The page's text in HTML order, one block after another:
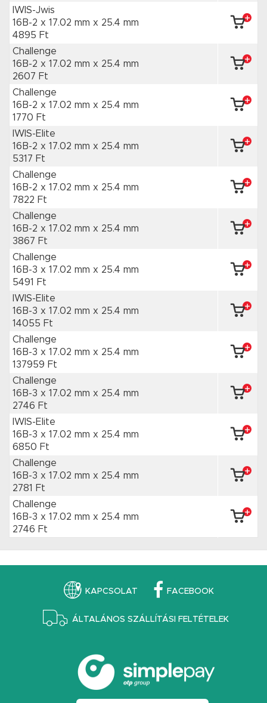
IWIS-Jwis
16B-2 x 17.02 mm x 25.4 mm
4895 Ft
Challenge
16B-2 x 17.02 mm x 25.4 mm
2607 Ft
Challenge
16B-2 x 17.02 mm x 25.4 mm
1770 Ft
IWIS-Elite
16B-2 x 17.02 mm x 25.4 mm
5317 Ft
Challenge
16B-2 x 17.02 mm x 25.4 mm
7822 Ft
Challenge
16B-2 x 17.02 mm x 25.4 mm
3867 Ft
Challenge
16B-3 x 17.02 mm x 25.4 mm
5491 Ft
IWIS-Elite
16B-3 x 17.02 mm x 25.4 mm
14055 Ft
Challenge
16B-3 x 17.02 mm x 25.4 mm
137959 Ft
Challenge
16B-3 x 17.02 mm x 25.4 mm
2746 Ft
IWIS-Elite
16B-3 x 17.02 mm x 25.4 mm
6850 Ft
Challenge
16B-3 x 17.02 mm x 25.4 mm
2781 Ft
Challenge
16B-3 x 17.02 mm x 25.4 mm
2746 Ft
KAPCSOLAT FACEBOOK
ÁLTALÁNOS SZÁLLÍTÁSI FELTÉTELEK